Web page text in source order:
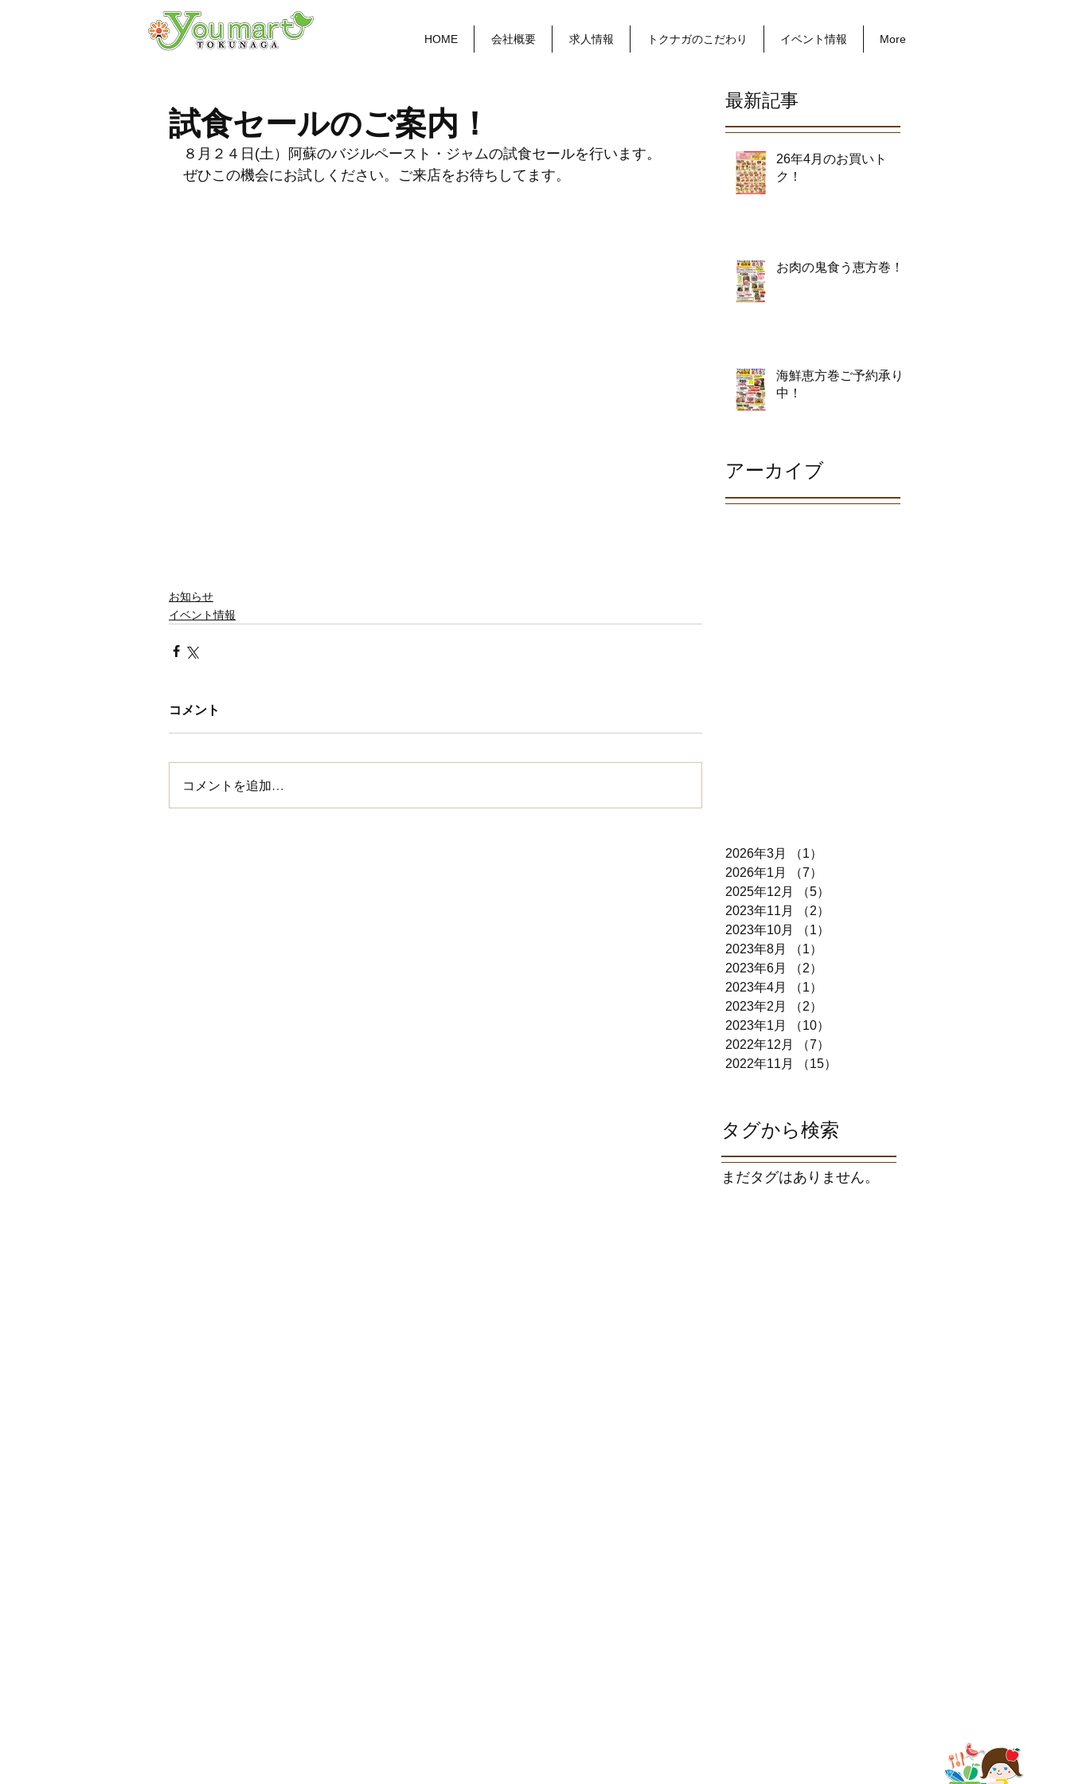
HOME 会社概要 求人情報 トクナガのこだわり イベント情報 More
試食セールのご案内！
８月２４日(土）阿蘇のバジルペースト・ジャムの試食セールを行います。
ぜひこの機会にお試しください。ご来店をお待ちしてます。
お知らせ
イベント情報
コメント
コメントを追加…
最新記事
26年4月のお買いト
ク！
お肉の鬼食う恵方巻！
海鮮恵方巻ご予約承り
中！
アーカイブ
2026年3月 （1）
2026年1月
（7）
2025年12月
（5）
2023年11月
（2）
2023年10月
（1）
2023年8月
（1）
2023年6月
（2）
2023年4月
（1）
2023年2月
（2）
2023年1月
（10）
2022年12月
（7）
2022年11月
（15）
タグから検索
まだタグはありません。